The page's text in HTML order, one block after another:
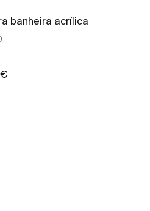
banheira acrílica